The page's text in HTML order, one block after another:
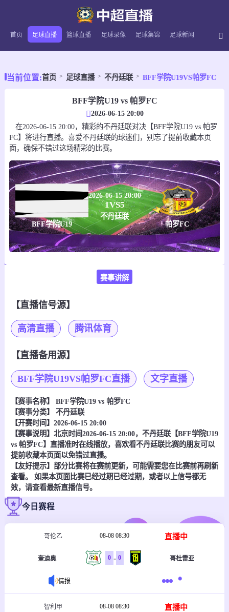
首页 足球直播 篮球直播 足球录像 足球集锦 足球新闻
当前位置:首页 足球直播 不丹廷联 BFF学院U19VS帕罗FC
BFF学院U19 vs 帕罗FC
2026-06-15 20:00
在2026-06-15 20:00，精彩的不丹廷联对决【BFF学院U19 vs 帕罗
FC】将进行直播。喜爱不丹廷联的球迷们，别忘了提前收藏本页
面，确保不错过这场精彩的比赛。
BFF学院U19
2026-06-15 20:00
1VS5
不丹廷联
帕罗FC
赛事讲解
【直播信号源】
高清直播 腾讯体育
【直播备用源】
BFF学院U19VS帕罗FC直播 文字直播
【赛事名称】 BFF学院U19 vs 帕罗FC
【赛事分类】 不丹廷联
【开赛时间】2026-06-15 20:00
【赛事说明】北京时间2026-06-15 20:00，不丹廷联【BFF学院U19
vs 帕罗FC】直播准时在线播放，喜欢看不丹廷联比赛的朋友可以
提前收藏本页面以免错过直播。
【友好提示】部分比赛将在赛前更新，可能需要您在比赛前再刷新
查看。 如果本页面比赛已经过期已经过期，或者以上信号都无
效，请查看最新直播信号。
今日赛程
哥伦乙 08-08 08:30 直播中
奎迪奥 0 - 0 哥杜雷亚
情报
智利甲 08-08 08:30 直播中